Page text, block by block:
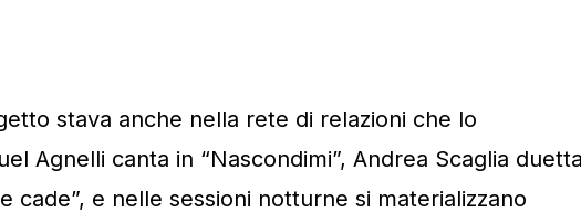
stava anche nella rete di relazioni che lo
Agnelli canta in “Nascondimi”, Andrea Scaglia
cade”, e nelle sessioni notturne si materializzano